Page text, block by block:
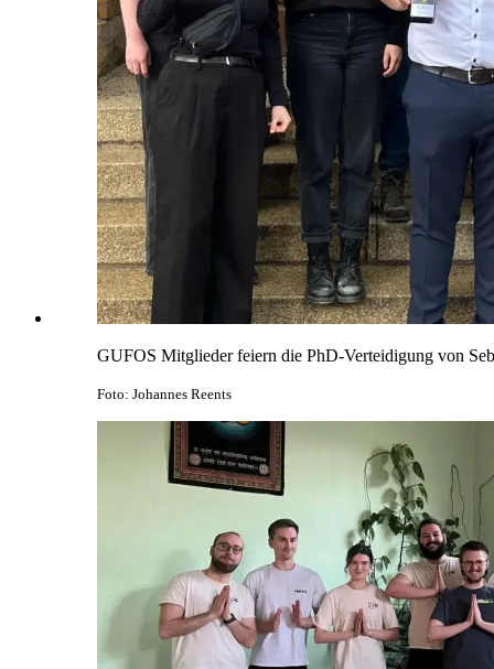
GUFOS Mitglieder feiern die PhD-Verteidigung von
Foto: Johannes Reents